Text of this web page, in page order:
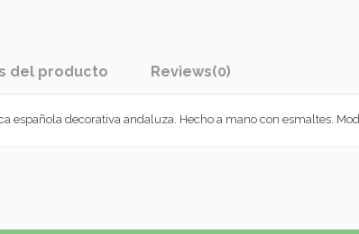
del producto Reviews(0)
española decorativa andaluza. Hecho a mano con esmaltes.